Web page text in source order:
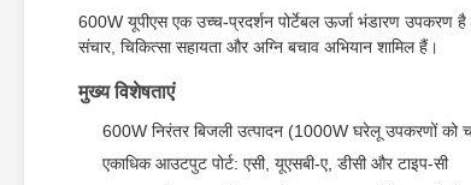
600W यूपीएस एक उच्च-प्रदर्शन पोर्टेबल ऊर्जा भंडारण उपकरण है
संचार, चिकित्सा सहायता और अग्नि बचाव अभियान शामिल हैं।
मुख्य विशेषताएं
600W निरंतर बिजली उत्पादन (1000W घरेलू उपकरणों को
एकाधिक आउटपुट पोर्ट: एसी, यूएसबी-ए, डीसी और टाइप-सी